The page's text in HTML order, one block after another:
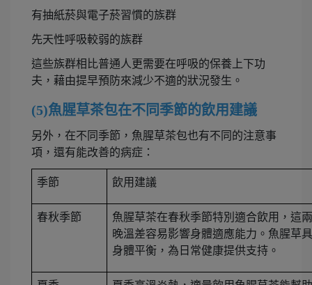
有抽紙菸與電子菸習慣的族群
先天性呼吸較弱的族群
這些族群相比普通人更需要在呼吸的保養上下功
夫，藉由提早預防來減少不適的狀況發生。
(5)魚腥草茶包在不同季節的飲用建議
另外，在不同季節，魚腥草茶包也有不同的注意事
項，還有能改善的病症：
季節 飲用建議
春秋季節
魚腥草茶在春秋季節特別適合飲用，這
晚溫差容易影響身體適應能力。魚腥草
身體平衡，為日常健康提供支持。